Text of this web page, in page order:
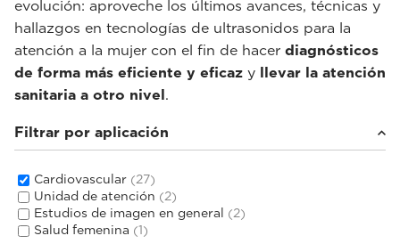
evolución: aproveche los últimos avances, técnicas y
hallazgos en tecnologías de ultrasonidos para la
atención a la mujer con el fin de hacer diagnósticos
de forma más eficiente y eficaz y llevar la atención
sanitaria a otro nivel.
Filtrar por aplicación
Cardiovascular (27)
Unidad de atención (2)
Estudios de imagen en general (2)
Salud femenina (1)